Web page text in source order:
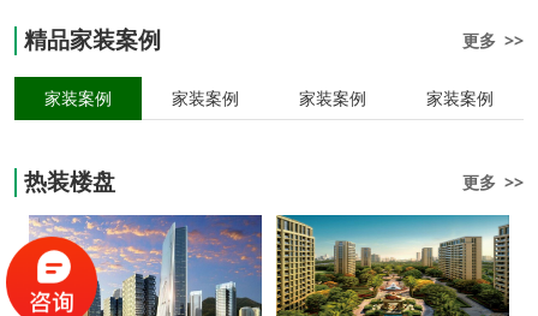
精品家装案例 更多 >>
家装案例 家装案例 家装案例 家装案例
热装楼盘 更多 >>